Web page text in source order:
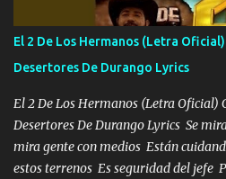
POR CLAVE ES EL CALI 4 EN LA
tirante andamos mi carnal atento a
se ve limpio el camino nos confiamos
misma piedra me vuelvo a tropezar
en corto me tiró a per...
El 2 De Los Hermanos (Letra
Desertores De Durango Lyrics
El 2 De Los Hermanos (Letra Oficial)
Desertores De Durango Lyrics Se
mira gente con medios Están
estos terrenos Es seguridad del jefe